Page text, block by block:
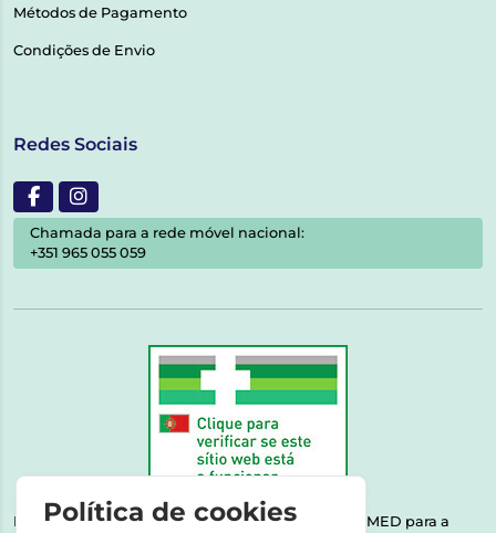
Métodos de Pagamento
Condições de Envio
Redes Sociais
Chamada para a rede móvel nacional:
+351 965 055 059
Esta farmácia encontra-se autorizada pelo INFARMED para a
Política de cookies